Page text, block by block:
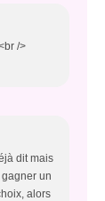
/>
dit mais
un
alors